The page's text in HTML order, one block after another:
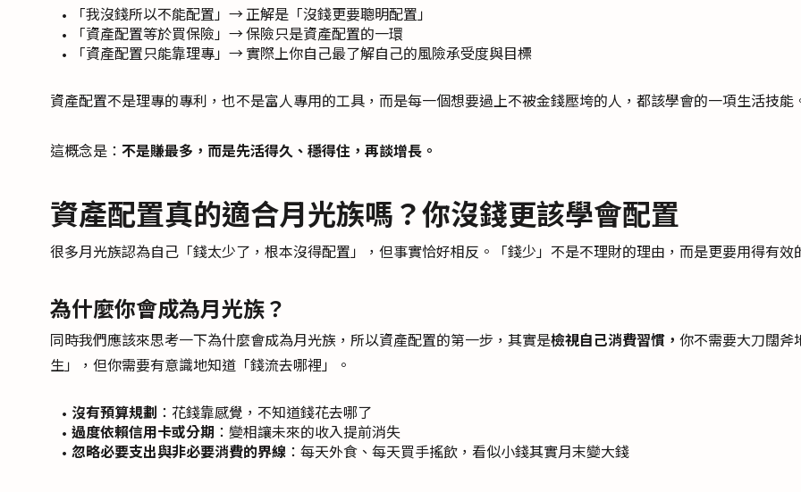
「我沒錢所以不能配置」→ 正解是「沒錢更要聰明配置」
「資產配置等於買保險」→ 保險只是資產配置的一環
「資產配置只能靠理專」→ 實際上你自己最了解自己的風險承受度與目標
資產配置不是理專的專利，也不是富人專用的工具，而是每一個想要過上不被金錢壓垮的人，都該學會的一項生活技能
這概念是： 不是賺最多，而是先活得久、穩得住，再談增長。
資產配置真的適合月光族嗎？你沒錢更該學會配置
很多月光族認為自己「錢太少了，根本沒得配置」，但事實恰好相反。「錢少」不是不理財的理由，而是更要用得有效
為什麼你會成為月光族？
同時我們應該來思考一下為什麼會成為月光族，所以資產配置的第一步，其實是檢視自己消費習慣， 你不需要大刀闊斧
生」，但你需要有意識地知道「錢流去哪裡」。
沒有預算規劃 ：花錢靠感覺，不知道錢花去哪了
過度依賴信用卡或分期 ：變相讓未來的收入提前消失
忽略必要支出與非必要消費的界線 ：每天外食、每天買手搖飲，看似小錢其實月末變大錢